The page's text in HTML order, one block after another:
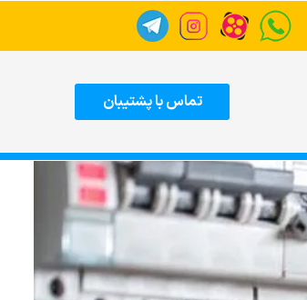
تماس با پشتیبان